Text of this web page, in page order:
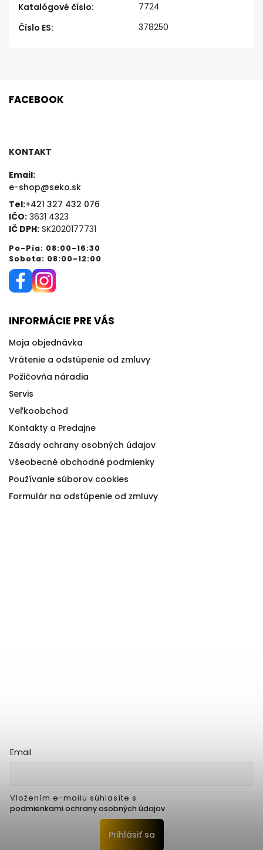
Katalógové číslo:
7724
Číslo ES: 378250
FACEBOOK
KONTAKT
Email:
e-shop@seko.sk
Tel:+421 327 432 076
IČO: 3631 4323
IČ DPH: SK2020177731
Po-Pia: 08:00-16:30
Sobota: 08:00-12:00
INFORMÁCIE PRE VÁS
Moja objednávka
Vrátenie a odstúpenie od zmluvy
Požičovňa náradia
Servis
Veľkoobchod
Kontakty a Predajne
Zásady ochrany osobných údajov
Všeobecné obchodné podmienky
Používanie súborov cookies
Formulár na odstúpenie od zmluvy
Email
Vložením e-mailu súhlasíte s
podmienkami ochrany osobných údajov
Prihlásiť sa